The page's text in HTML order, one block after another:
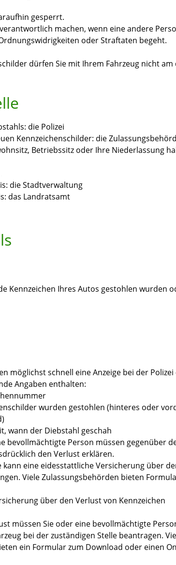
gesperrt.
machen, wenn eine andere
oder Straftaten begeht.
dürfen Sie mit Ihrem Fahrzeug nicht
die Polizei
Kennzeichenschilder: die
Betriebssitz oder Ihre Niederlassung
die Stadtverwaltung
das Landratsamt
Kennzeichen Ihres Autos gestohlen wurden
möglichst schnell eine Anzeige bei der
Angaben enthalten:
wurden gestohlen (hinteres oder
wann der Diebstahl geschah
bevollmächtigte Person müssen gegenüber
den Verlust erklären.
kann eine eidesstattliche Versicherung über
Viele Zulassungsbehörden bieten
über den Verlust von Kennzeichen
müssen Sie oder eine bevollmächtigte
bei der zuständigen Stelle beantragen.
ein Formular zum Download oder einen